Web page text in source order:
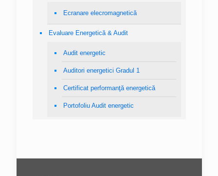
Ecranare elecromagnetică
Evaluare Energetică & Audit
Audit energetic
Auditori energetici Gradul 1
Certificat performanţă energetică
Portofoliu Audit energetic